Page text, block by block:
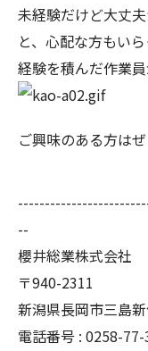
未経験だけど大丈
と、心配な方もい
経験を積んだ作業
ご興味のある方は
--
櫻井総業株式会社
〒940-2311
新潟県長岡市三島
電話番号 : 0258-